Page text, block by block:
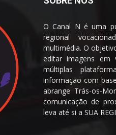
O Canal N é uma
regional
multimédia. O
editar imagens em
múltiplas
informação com
abrange Trás-os-
comunicação de
leva até si a SUA